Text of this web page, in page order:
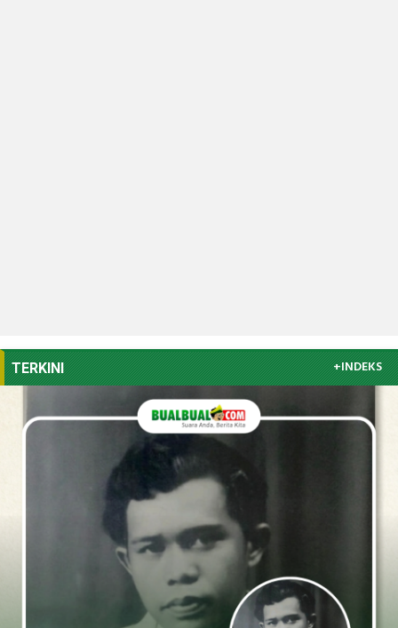
TERKINI +INDEKS